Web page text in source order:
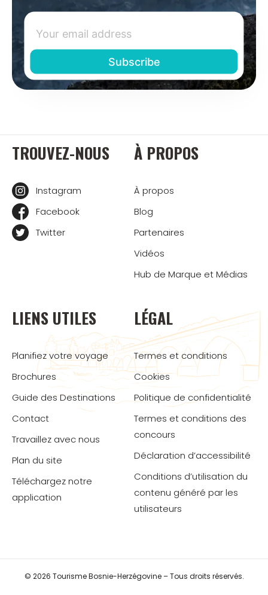
TROUVEZ-NOUS
Instagram
Facebook
Twitter
À PROPOS
À propos
Blog
Partenaires
Vidéos
Hub de Marque et Médias
LIENS UTILES
Planifiez votre voyage
Brochures
Guide des Destinations
Contact
Travaillez avec nous
Plan du site
Téléchargez notre
application
LÉGAL
Termes et conditions
Cookies
Politique de confidentialité
Termes et conditions des
concours
Déclaration d’accessibilité
Conditions d’utilisation du
contenu généré par les
utilisateurs
© 2026 Tourisme Bosnie-Herzégovine – Tous droits réservés.